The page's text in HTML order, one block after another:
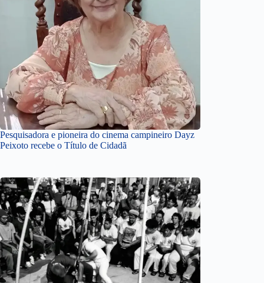
Pesquisadora e pioneira do cinema campineiro Dayz
Peixoto recebe o Título de Cidadã